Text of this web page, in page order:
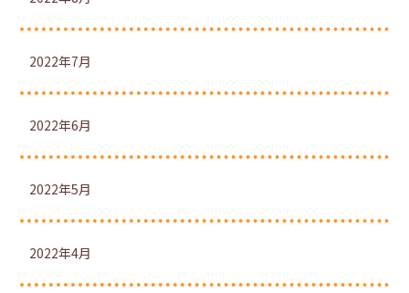
2022年7月
2022年6月
2022年5月
2022年4月